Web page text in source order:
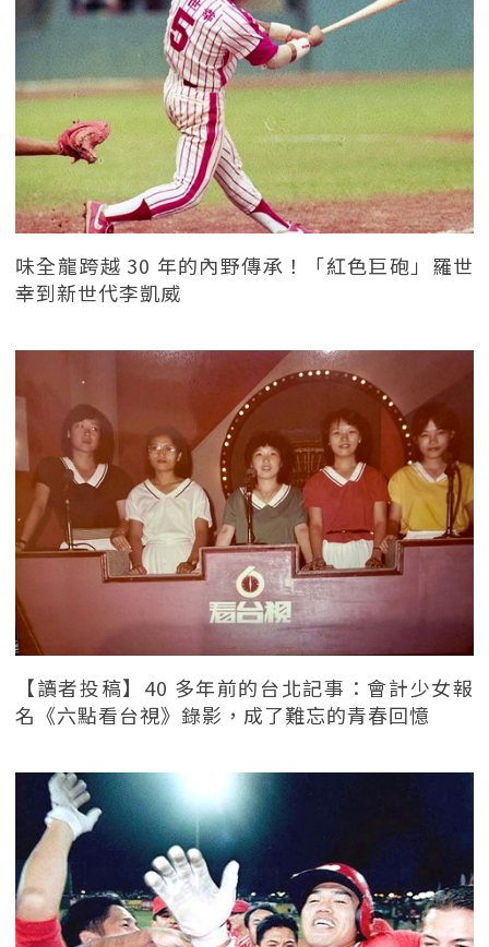
味全龍跨越 30 年的內野傳承！「紅色巨砲」羅世
幸到新世代李凱威
【讀者投稿】40 多年前的台北記事：會計少女報
名《六點看台視》錄影，成了難忘的青春回憶